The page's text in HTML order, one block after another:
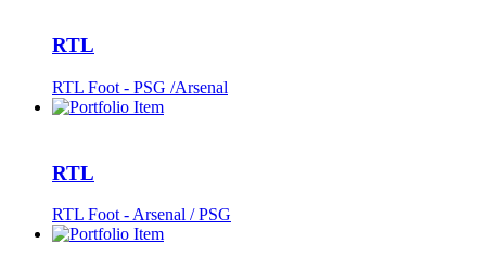
RTL
RTL Foot - PSG /Arsenal
RTL
RTL Foot - Arsenal / PSG